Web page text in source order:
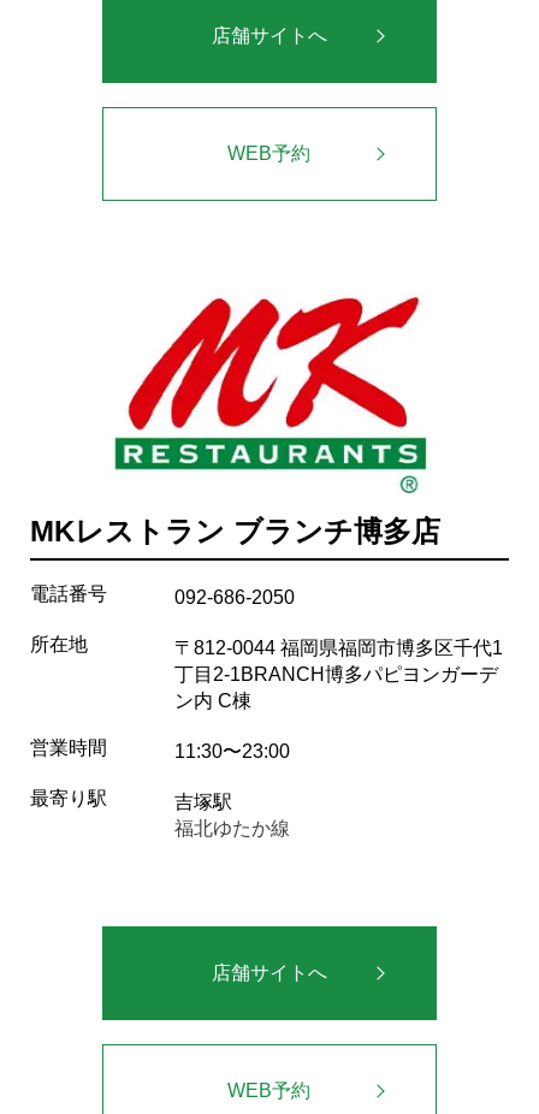
店舗サイトへ
WEB予約
MKレストラン ブランチ博多店
電話番号 092-686-2050
所在地
〒812-0044 福岡県福岡市博多区千代1
丁目2-1BRANCH博多パピヨンガーデ
ン内 C棟
営業時間 11:30〜23:00
最寄り駅
吉塚駅
福北ゆたか線
店舗サイトへ
WEB予約